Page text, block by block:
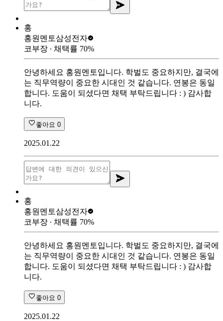
홍
홍원멘토삼성전자
코부장 ∙ 채택률 70%
안녕하세요 홍원멘토입니다. 학벌도 중요하지만, 결국에
는 직무역량이 중요한 시대인 것 같습니다. 연봉은 동일
합니다. 도움이 되셨다면 채택 부탁드립니다 : ) 감사합
니다.
좋아요 0
2025.01.22
홍
홍원멘토삼성전자
코부장 ∙ 채택률 70%
안녕하세요 홍원멘토입니다. 학벌도 중요하지만, 결국에
는 직무역량이 중요한 시대인 것 같습니다. 연봉은 동일
합니다. 도움이 되셨다면 채택 부탁드립니다 : ) 감사합
니다.
좋아요 0
2025.01.22